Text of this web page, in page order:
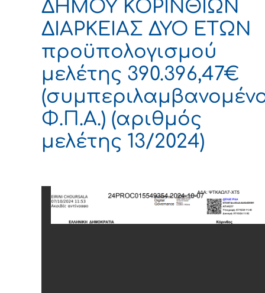
ΔΗΜΟΥ ΚΟΡΙΝΘΙΩΝ
ΔΙΑΡΚΕΙΑΣ ΔΥΟ ΕΤΩΝ
προϋπολογισμού
μελέτης 390.396,47€
Φ.Π.Α.) (αριθμός
μελέτης 13/2024)